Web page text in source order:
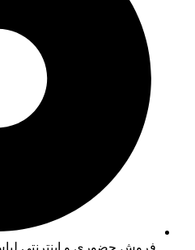
فروش حضوری و اینترنتی